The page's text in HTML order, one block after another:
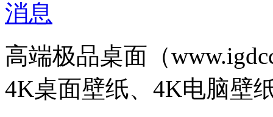
高端极品桌面（
4K桌面壁纸、4K电脑壁